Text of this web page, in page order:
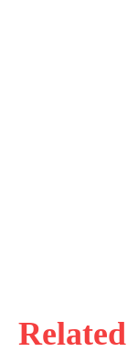
Related